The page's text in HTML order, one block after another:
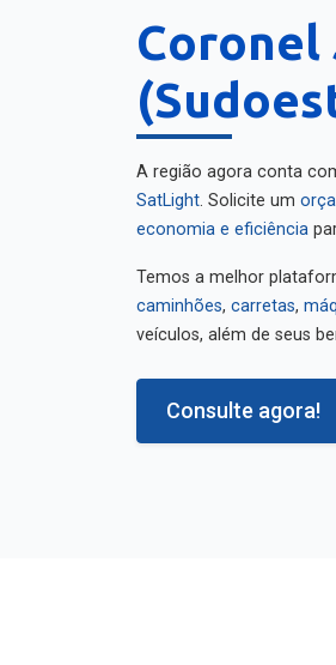
Coronel
A região agora conta
SatLight . Solicite um
economia e eficiência
Temos a melhor
caminhões
carretas
veículos, além de seus
Consulte agora!